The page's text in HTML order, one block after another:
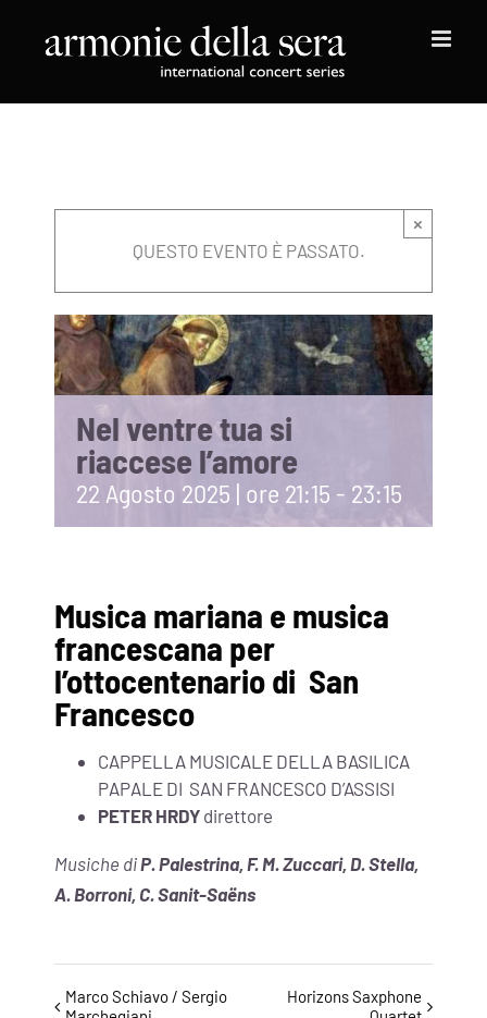
×
QUESTO EVENTO È PASSATO.
Nel ventre tua si
riaccese l’amore
22 Agosto 2025 | ore 21:15 - 23:15
Musica mariana e musica
francescana per
l’ottocentenario di San
Francesco
CAPPELLA MUSICALE DELLA BASILICA
PAPALE DI SAN FRANCESCO D’ASSISI
PETER HRDY direttore
Musiche di P. Palestrina, F. M. Zuccari, D. Stella,
A. Borroni, C. Sanit-Saëns
Evento
Marco Schiavo / Sergio
Horizons Saxphone